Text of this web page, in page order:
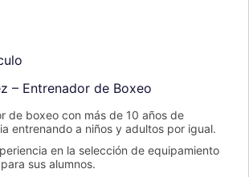
– Entrenador de Boxeo
de boxeo con más de 10 años de
entrenando a niños y adultos por igual.
en la selección de equipamiento
sus alumnos.